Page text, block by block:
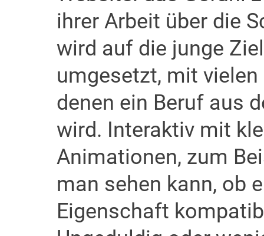
ihrer Arbeit über die
wird auf die junge
umgesetzt, mit
denen ein Beruf aus
wird. Interaktiv mit
Animationen, zum
man sehen kann, ob
Eigenschaft